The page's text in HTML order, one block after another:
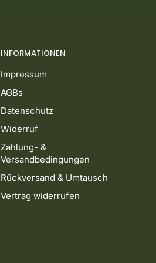
INFORMATIONEN
Impressum
AGBs
Datenschutz
Widerruf
Zahlung- &
Versandbedingungen
Rückversand & Umtausch
Vertrag widerrufen